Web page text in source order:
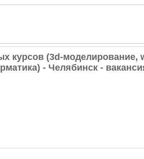
курсов (3d-моделирование,
- Челябинск -